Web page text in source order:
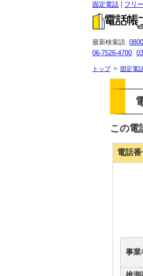
固定電話 フリ
最新検索語:
06-7526-4700
トップ> 固定電
この電
電話
事業